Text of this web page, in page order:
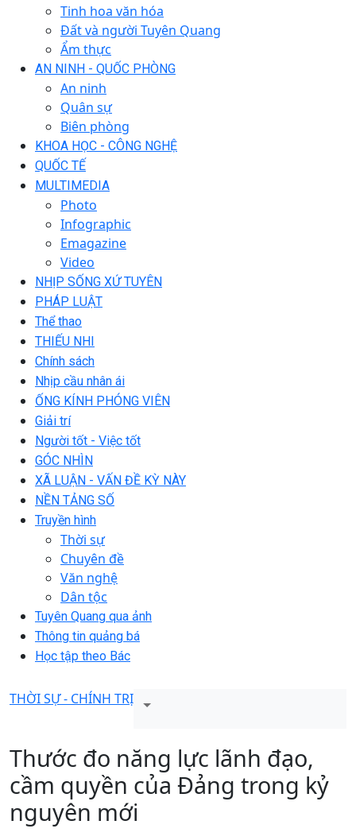
Tinh hoa văn hóa
Đất và người Tuyên Quang
Ẩm thực
AN NINH - QUỐC PHÒNG
An ninh
Quân sự
Biên phòng
KHOA HỌC - CÔNG NGHỆ
QUỐC TẾ
MULTIMEDIA
Photo
Infographic
Emagazine
Video
NHỊP SỐNG XỨ TUYÊN
PHÁP LUẬT
Thể thao
THIẾU NHI
Chính sách
Nhịp cầu nhân ái
ỐNG KÍNH PHÓNG VIÊN
Giải trí
Người tốt - Việc tốt
GÓC NHÌN
XÃ LUẬN - VẤN ĐỀ KỲ NÀY
NỀN TẢNG SỐ
Truyền hình
Thời sự
Chuyên đề
Văn nghệ
Dân tộc
Tuyên Quang qua ảnh
Thông tin quảng bá
Học tập theo Bác
THỜI SỰ - CHÍNH TRỊ
Thước đo năng lực lãnh đạo,
cầm quyền của Đảng trong kỷ
nguyên mới